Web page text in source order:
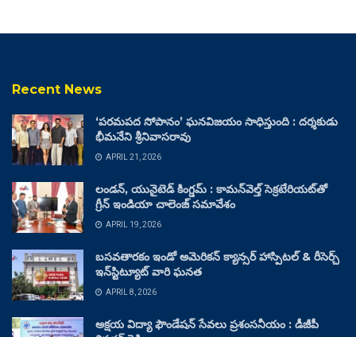
Recent News
‘పరమపద సోపానం’ ఘనవిజయం సాధిస్తుంది : దర్శకుడు
భీమనేని శ్రీనివాసరావు
APRIL 21, 2026
లండన్, యునైటెడ్ కింగ్డమ్ : కామన్‌వెల్త్ సెక్రటేరియట్‌తో
గ్రీన్ ఇండియా చాలెంజ్ సమావేశం
APRIL 19, 2026
బసవతారకం ఇండో అమెరికన్ క్యాన్సర్ హాస్పిటల్ & రీసెర్చ్
ఇన్‌స్టిట్యూట్ వారి ఘనత
APRIL 8, 2026
అక్షయ విద్యా ఫౌండేషన్ సేవలు ప్రశంసనీయం : డీజీపీ